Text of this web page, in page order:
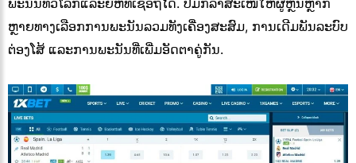
ພະນັນທົ່ວໂລກແລະຍີ່ຫໍ້ທີ່ເຊື່ອຖືໄດ້. ປຶ້ມກິລາສະເໜີໃຫ້ຜູ້ຫຼິ້ນຫຼາກ
ຫຼາຍທາງເລືອກການພະນັນລວມທັງເຄື່ອງສະສົມ, ການເດີມພັນລະບົບ
ຕ່ອງໂສ້ ແລະການພະນັນທີ່ເພີ່ມອັດຕາຄູ່ກັນ.